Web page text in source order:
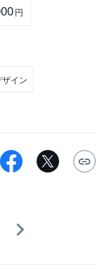
円
イン